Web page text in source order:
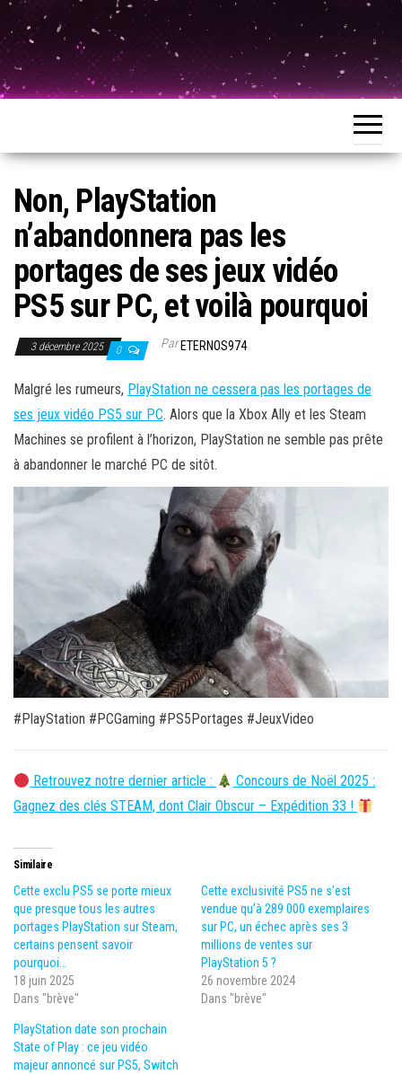
Non, PlayStation
n’abandonnera pas les
portages de ses jeux vidéo
PS5 sur PC, et voilà pourquoi
3 décembre 2025 0 ParETERNOS974
Malgré les rumeurs, PlayStation ne cessera pas les portages de
ses jeux vidéo PS5 sur PC. Alors que la Xbox Ally et les Steam
Machines se profilent à l’horizon, PlayStation ne semble pas prête
à abandonner le marché PC de sitôt.
#PlayStation #PCGaming #PS5Portages #JeuxVideo
Retrouvez notre dernier article :
Concours de Noël 2025 :
Gagnez des clés STEAM, dont Clair Obscur – Expédition 33 !
Similaire
Cette exclu PS5 se porte mieux
que presque tous les autres
portages PlayStation sur Steam,
certains pensent savoir
pourquoi…
18 juin 2025
Dans "brève"
Cette exclusivité PS5 ne s’est
vendue qu’à 289 000 exemplaires
sur PC, un échec après ses 3
millions de ventes sur
PlayStation 5 ?
26 novembre 2024
Dans "brève"
PlayStation date son prochain
State of Play : ce jeu vidéo
majeur annoncé sur PS5, Switch